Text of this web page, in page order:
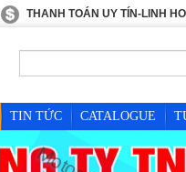
THANH TOÁN UY TÍN-LINH
TIN TỨC CATALOGUE